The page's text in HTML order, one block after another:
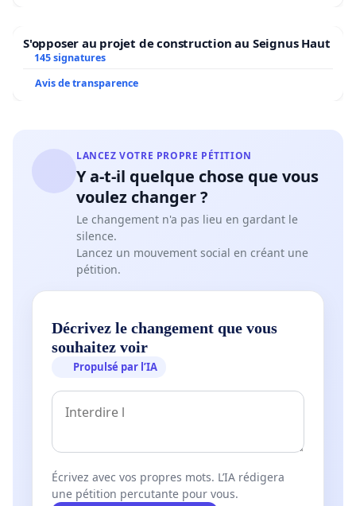
S'opposer au projet de construction au Seignus Haut
145 signatures
Avis de transparence
LANCEZ VOTRE PROPRE PÉTITION
Y a-t-il quelque chose que vous
voulez changer ?
Le changement n'a pas lieu en gardant le
silence.
Lancez un mouvement social en créant une
pétition.
Décrivez le changement que vous
souhaitez voir
Propulsé par l’IA
Écrivez avec vos propres mots. L’IA rédigera
une pétition percutante pour vous.